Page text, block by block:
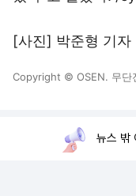
[사진] 박준형 기자
Copyright © OSEN. 무단
뉴스 밖